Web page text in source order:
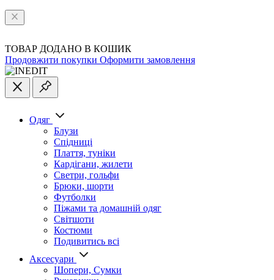
ТОВАР ДОДАНО В КОШИК
Продовжити покупки Оформити замовлення
Одяг
Блузи
Спідниці
Плаття, туніки
Кардігани, жилети
Светри, гольфи
Брюки, шорти
Футболки
Піжами та домашній одяг
Світшоти
Костюми
Подивитись всі
Аксесуари
Шопери, Сумки